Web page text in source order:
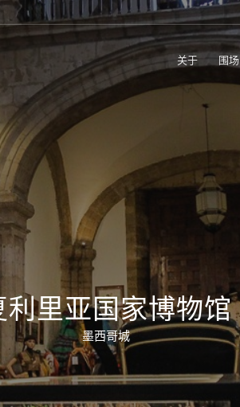
关于 围场
利里亚国家博物馆
墨西哥城